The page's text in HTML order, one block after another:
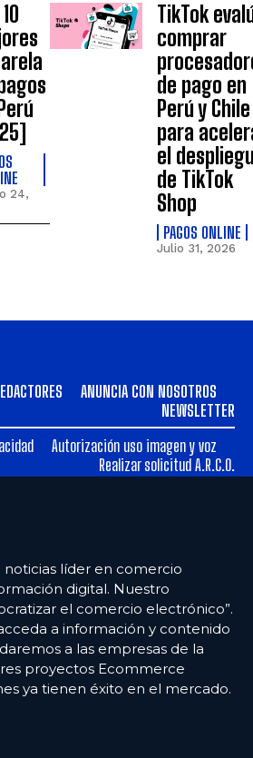
24,
TikTok
comprar
de pago en
Perú y Chile
para
el
de TikTok
Shop
PAGOS ONLINE
Julio 31, 2026
ANUNCIA CON NOSOTROS
NEWSLETTER
Autorización uso imagen y voz
Realizar solicitud A.R.C.O.
noticias líder en comercio
digital. Nuestro
el comercio electrónico”.
a información y contenido
a las empresas de la
proyectos Ecommerce
ya tienen éxito en el mercado.